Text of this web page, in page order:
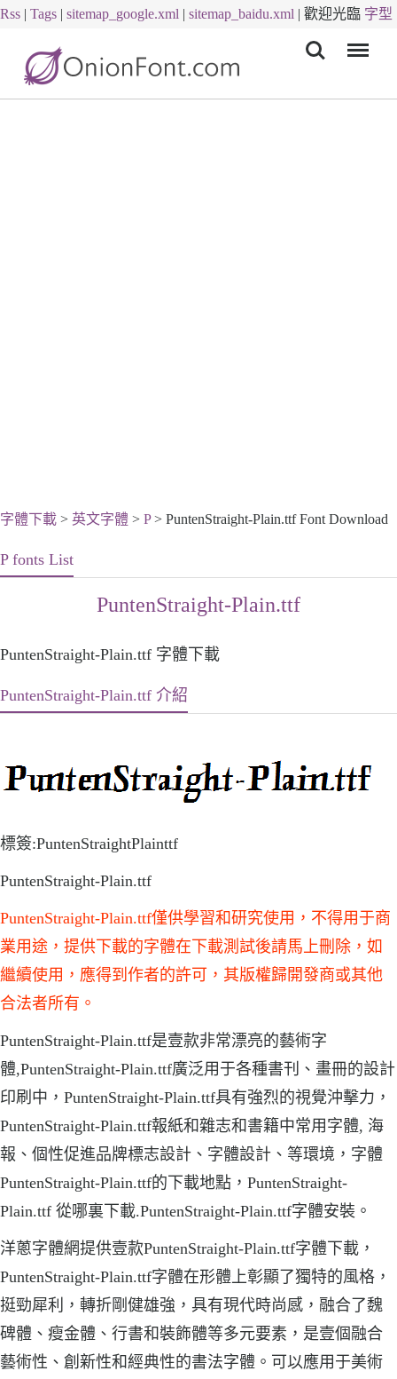
Rss | Tags | sitemap_google.xml | sitemap_baidu.xml | 歡迎光臨 字型
字體下載 > 英文字體 > P> PuntenStraight-Plain.ttf Font Download
P fonts List
PuntenStraight-Plain.ttf
PuntenStraight-Plain.ttf 字體下載
PuntenStraight-Plain.ttf 介紹
標簽:PuntenStraightPlainttf
PuntenStraight-Plain.ttf
PuntenStraight-Plain.ttf僅供學習和研究使用，不得用于商
業用途，提供下載的字體在下載測試後請馬上刪除，如
繼續使用，應得到作者的許可，其版權歸開發商或其他
合法者所有。
PuntenStraight-Plain.ttf是壹款非常漂亮的藝術字
體,PuntenStraight-Plain.ttf廣泛用于各種書刊、畫冊的設計
印刷中，PuntenStraight-Plain.ttf具有強烈的視覺沖擊力，
PuntenStraight-Plain.ttf報紙和雜志和書籍中常用字體, 海
報、個性促進品牌標志設計、字體設計、等環境，字體
PuntenStraight-Plain.ttf的下載地點，PuntenStraight-
Plain.ttf 從哪裏下載.PuntenStraight-Plain.ttf字體安裝。
洋蔥字體網提供壹款PuntenStraight-Plain.ttf字體下載，
PuntenStraight-Plain.ttf字體在形體上彰顯了獨特的風格，
挺勁犀利，轉折剛健雄強，具有現代時尚感，融合了魏
碑體、瘦金體、行書和裝飾體等多元要素，是壹個融合
藝術性、創新性和經典性的書法字體。可以應用于美術